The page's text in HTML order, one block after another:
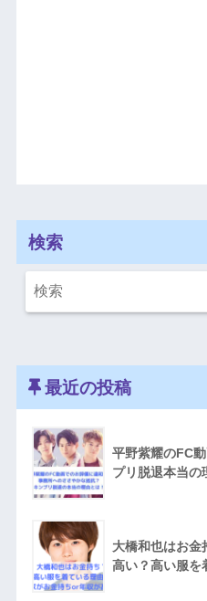
検索
最近の投稿
平野紫耀のFC
プリ脱退本当の
大橋和也はお金
高い？高い服を